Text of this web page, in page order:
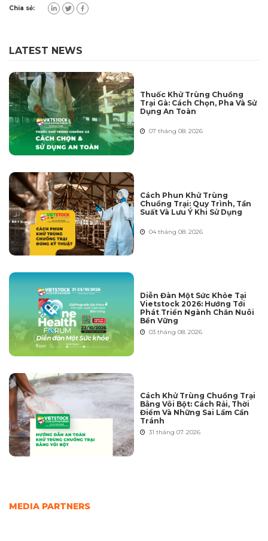
Chia sẻ:
LATEST NEWS
Thuốc Khử Trùng Chuồng
Trại Gà: Cách Chọn, Pha Và Sử
Dụng An Toàn
07 tháng 08. 2026
Cách Phun Khử Trùng
Chuồng Trại: Quy Trình, Tần
Suất Và Lưu Ý Khi Sử Dụng
04 tháng 08. 2026
Diễn Đàn Một Sức Khỏe Tại
Vietstock 2026: Hướng Tới
Phát Triển Ngành Chăn Nuôi
Bền Vững
03 tháng 08. 2026
Cách Khử Trùng Chuồng Trại
Bằng Vôi Bột: Cách Rải, Thời
Điểm Và Những Sai Lầm Cần
Tránh
31 tháng 07. 2026
MEDIA PARTNERS